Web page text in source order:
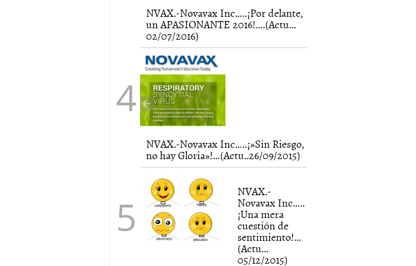
NVAX.-Novavax Inc…..¡Por delante,
un APASIONANTE 2016!….(Actu…
02/07/2016)
NVAX.-Novavax Inc…..¡»Sin Riesgo,
no hay Gloria»!…(Actu..26/09/2015)
NVAX.-
Novavax Inc…..
¡Una mera
cuestión de
sentimiento!…
(Actu…
05/12/2015)